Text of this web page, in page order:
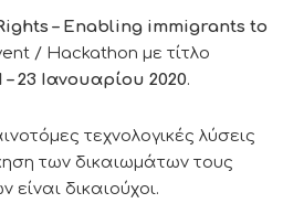
– Enabling immigrants to
/ Hackathon με τίτλο
– 23 Ιανουαρίου 2020.
τεχνολογικές λύσεις
των δικαιωμάτων τους
δικαιούχοι.